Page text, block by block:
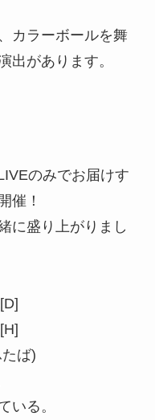
カラーボールを舞
出があります。
のみでお届けす
催！
に盛り上がりまし
ば)
いる。